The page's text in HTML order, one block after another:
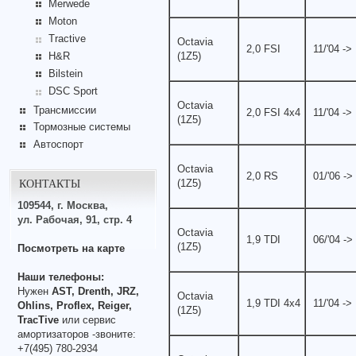
Merwede
Moton
Tractive
H&R
Bilstein
DSC Sport
Трансмиссии
Тормозные системы
Автоспорт
КОНТАКТЫ
109544, г. Москва,
ул. Рабочая, 91, стр. 4
Посмотреть на карте
Наши телефоны:
Нужен AST, Drenth, JRZ,
Ohlins, Proflex, Reiger,
TracTive или сервис
амортизаторов -звоните:
+7(495) 780-2934
Octavia
(1Z5)
2,0 FSI 11/'04 ->
Octavia
(1Z5)
2,0 FSI 4x4 11/'04 ->
Octavia
(1Z5)
2,0 RS 01/'06 ->
Octavia
(1Z5)
1,9 TDI 06/'04 ->
Octavia
(1Z5)
1,9 TDI 4x4 11/'04 ->